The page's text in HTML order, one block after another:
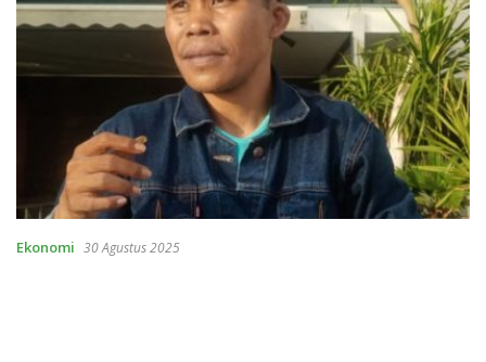
Ekonomi 30 Agustus 2025